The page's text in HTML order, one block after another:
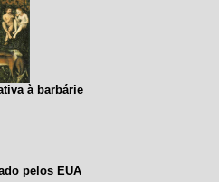
à barbárie
pelos EUA